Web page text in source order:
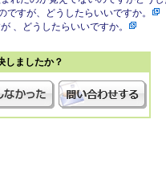
すが、どうしたらいいですか。
、どうしたらいいですか。
しましたか？